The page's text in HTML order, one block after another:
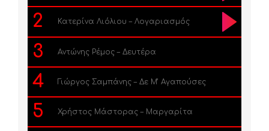
2 Κατερίνα Λιόλιου – Λογαριασμός
3 Αντώνης Ρέμος – Δευτέρα
4 Γιώργος Σαμπάνης – Δε Μ’ Αγαπούσες
5 Χρήστος Μάστορας – Μαργαρίτα